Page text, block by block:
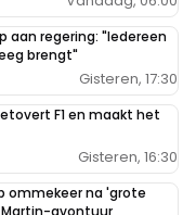
aan regering: "Iedereen
brengt"
Gisteren, 17:30
F1 en maakt het
Gisteren, 16:30
ommekeer na 'grote
avontuur